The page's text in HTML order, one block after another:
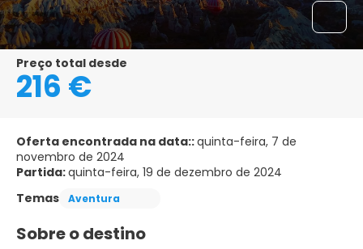
Preço total desde
216 €
Oferta encontrada na data::quinta-feira, 7 de
novembro de 2024
Partida:quinta-feira, 19 de dezembro de 2024
Temas
Aventura
Sobre o destino